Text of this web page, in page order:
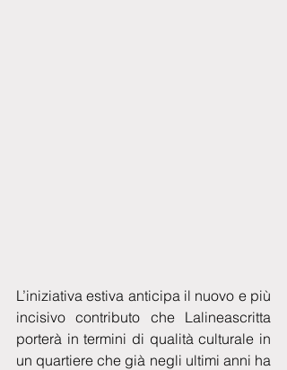
L’iniziativa estiva anticipa il nuovo e più
incisivo contributo che Lalineascritta
porterà in termini di qualità culturale in
un quartiere che già negli ultimi anni ha